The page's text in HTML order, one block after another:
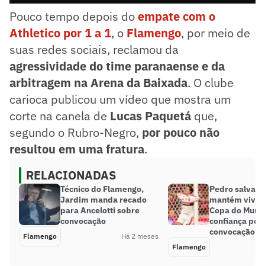
Pouco tempo depois doempate com o
Athletico por 1 a 1, o Flamengo, por meio de
suas redes sociais, reclamou da
agressividade do time paranaense e da
arbitragem na Arena da Baixada. O clube
carioca publicou um vídeo que mostra um
corte na canela de Lucas Paquetá que,
segundo o Rubro-Negro, por pouco não
resultou em uma fratura.
RELACIONADAS
Técnico do Flamengo,
Jardim manda recado
para Ancelotti sobre
convocação
Flamengo Há 2 meses
Pedro salva
mantém vivo
Copa do
confiança por
convocação
Flamengo